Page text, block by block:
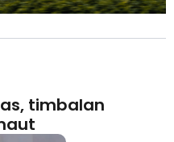
timbalan